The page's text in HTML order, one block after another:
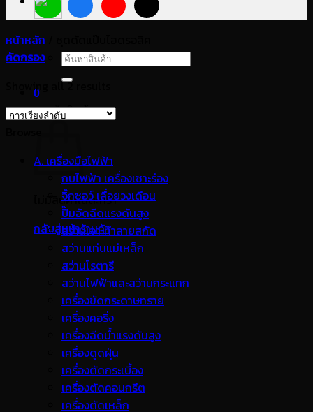
ค้นหา:
0
ตะกร้าสินค้า
ไม่มีสินค้าในตะกร้า
กลับสู่หน้าร้านค้า
หน้าหลัก
คัดกรอง
Showing all 2 results
A. เครื่องมือไฟฟ้า
กบไฟฟ้า เครื่องเซาะร่อง
จิ๊กซอว์ เลื่อยวงเดือน
ปั๊มอัดฉีดแรงดันสูง
สว่านเจาะทำลายสกัด
สว่านแท่นแม่เหล็ก
สว่านโรตารี
สว่านไฟฟ้าและสว่านกระแทก
เครื่องขัดกระดาษทราย
เครื่องคอริ่ง
เครื่องฉีดน้ำแรงดันสูง
เครื่องดูดฝุ่น
เครื่องตัดกระเบื้อง
เครื่องตัดคอนกรีต
เครื่องตัดเหล็ก